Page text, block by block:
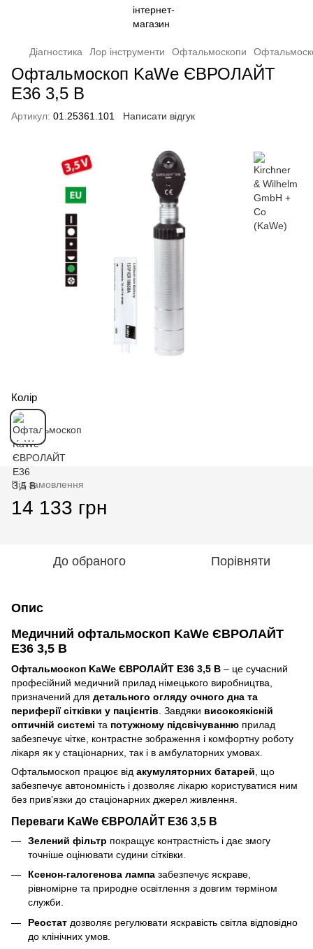
Діагностика Лор інструменти Офтальмоскопи
Офтальмоскоп KaWe ЄВРОЛАЙТ
E36 3,5 В
Артикул: 01.25361.101 Написати відгук
Колір
Під замовлення
14 133 грн
До обраного Порівняти
Опис
Медичний офтальмоскоп KaWe ЄВРОЛАЙТ
E36 3,5 В
Офтальмоскоп KaWe ЄВРОЛАЙТ E36 3,5 В – це сучасний
професійний медичний прилад німецького виробництва,
призначений для детального огляду очного дна та
периферії сітківки у пацієнтів . Завдяки високоякісній
оптичній системі та потужному підсвічуванню прилад
забезпечує чітке, контрастне зображення і комфортну роботу
лікаря як у стаціонарних, так і в амбулаторних умовах.
Офтальмоскоп працює від акумуляторних батарей , що
забезпечує автономність і дозволяє лікарю користуватися ним
без прив’язки до стаціонарних джерел живлення.
Переваги KaWe ЄВРОЛАЙТ E36 3,5 В
Зелений фільтр покращує контрастність і дає змогу
точніше оцінювати судини сітківки.
Ксенон-галогенова лампа забезпечує яскраве,
рівномірне та природне освітлення з довгим терміном
служби.
Реостат дозволяє регулювати яскравість світла відповідно
до клінічних умов.